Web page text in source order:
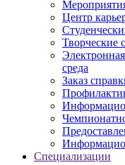
Центр
Творческие
среда
Заказ
Специализации